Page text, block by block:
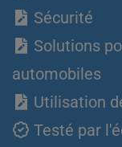
Sécurité
Solutions
automobiles
Utilisation
Testé par